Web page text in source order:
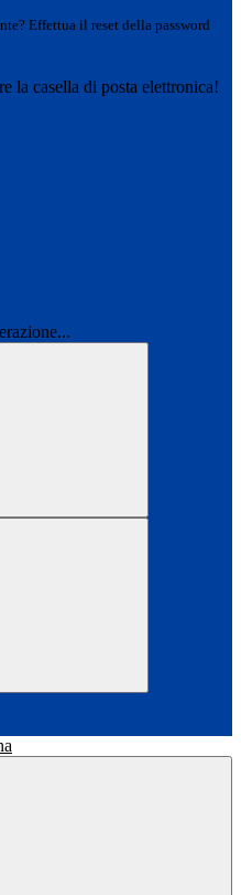
Effettua il reset della password
la casella di posta elettronica!